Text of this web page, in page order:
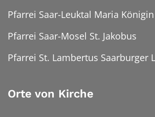
Pfarrei Saar-Leuktal Maria Königin
Pfarrei Saar-Mosel St. Jakobus
Pfarrei St. Lambertus Saarburger
Orte von Kirche